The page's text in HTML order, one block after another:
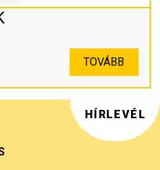
TOVÁBB
HÍRLEVÉL